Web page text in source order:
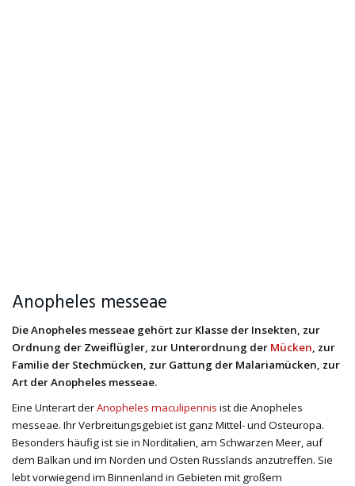
Anopheles messeae
Die Anopheles messeae gehört zur Klasse der Insekten, zur
Ordnung der Zweiflügler, zur Unterordnung der Mücken , zur
Familie der Stechmücken, zur Gattung der Malariamücken, zur
Art der Anopheles messeae.
Eine Unterart derAnopheles maculipennis ist die Anopheles
messeae. Ihr Verbreitungsgebiet ist ganz Mittel- und Osteuropa.
Besonders häufig ist sie in Norditalien, am Schwarzen Meer, auf
dem Balkan und im Norden und Osten Russlands anzutreffen. Sie
lebt vorwiegend im Binnenland in Gebieten mit großem